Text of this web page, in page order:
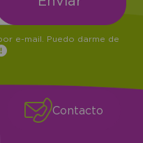
e-mail. Puedo darme de
Contacto